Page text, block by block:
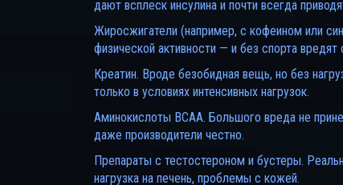
дают всплеск инсулина и почти всегда
Жиросжигатели (например, с кофеином или
физической активности — и без спорта
Креатин. Вроде безобидная вещь, но без
только в условиях интенсивных нагрузок.
Аминокислоты BCAA. Большого вреда не
даже производители честно.
Препараты с тестостероном и бустеры.
нагрузка на печень, проблемы с кожей.